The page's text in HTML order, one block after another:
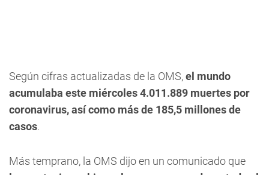
Según cifras actualizadas de la OMS,el mundo
acumulaba este miércoles 4.011.889 muertes por
coronavirus, así como más de 185,5 millones de
casos.
Más temprano, la OMS dijo en un comunicado que